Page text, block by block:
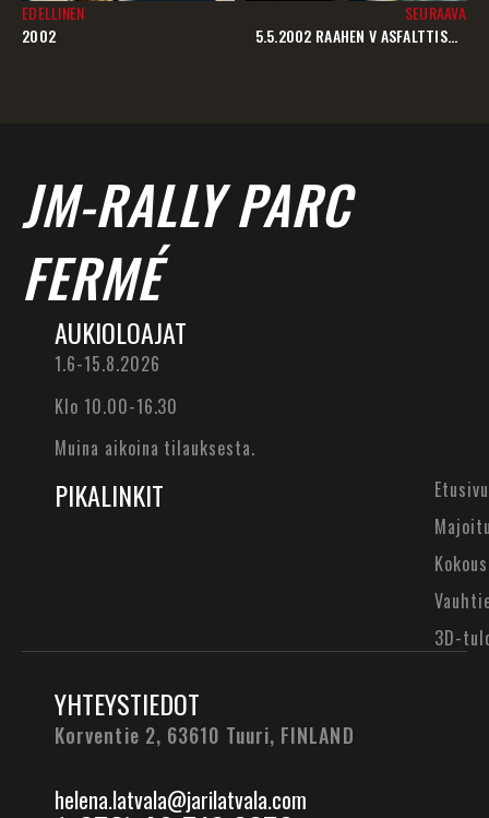
EDELLINEN
2002
SEURAAVA
5.5.2002 RAAHEN V ASFALTTISPRINT Y I
JM-RALLY PARC
FERMÉ
AUKIOLOAJAT
1.6-15.8.2026
Klo 10.00-16.30
Muina aikoina tilauksesta.
PIKALINKIT
Etusivu
3D-
YHTEYSTIEDOT
Korventie 2, 63610 Tuuri, FINLAND
helena.latvala@jarilatvala.com